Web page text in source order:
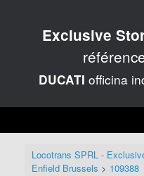
Exclusive
DUCATI officina
Locotrans SPRL -
Enfield Brussels > 109388